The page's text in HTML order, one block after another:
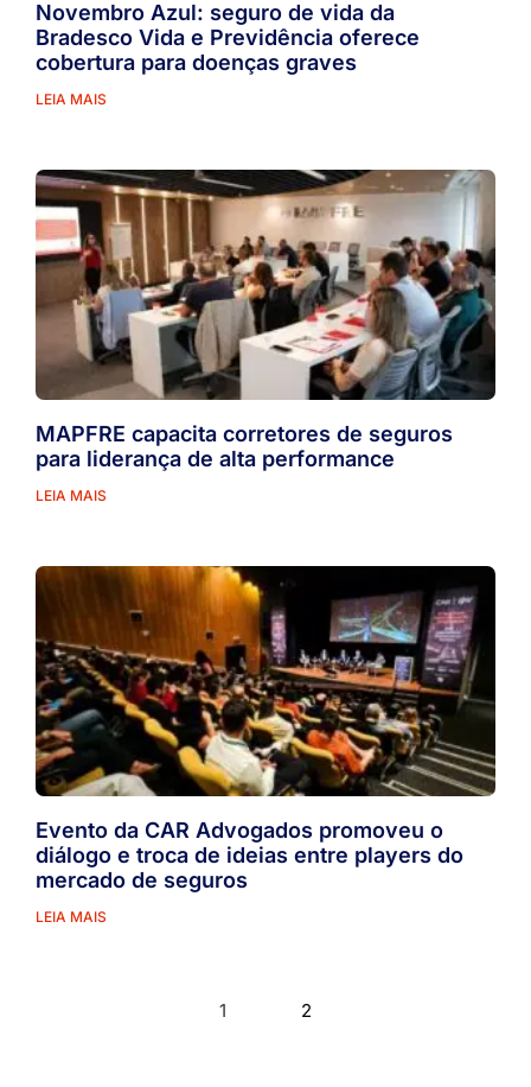
Novembro Azul: seguro de vida da
Bradesco Vida e Previdência oferece
cobertura para doenças graves
LEIA MAIS
MAPFRE capacita corretores de seguros
para liderança de alta performance
LEIA MAIS
Evento da CAR Advogados promoveu o
diálogo e troca de ideias entre players do
mercado de seguros
LEIA MAIS
1 2